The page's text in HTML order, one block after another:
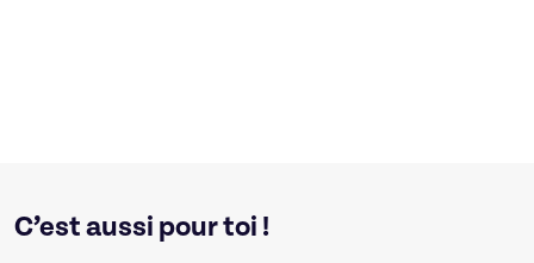
C’est aussi pour toi !